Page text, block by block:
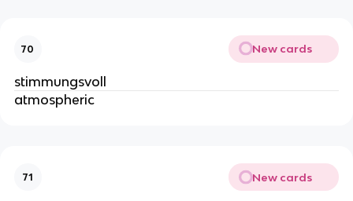
70 New cards
stimmungsvoll
atmospheric
71 New cards